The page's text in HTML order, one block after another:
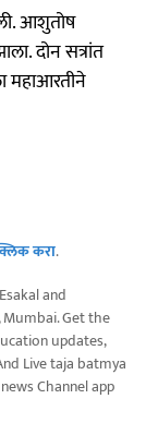
आशुतोष
दोन सत्रांत
महाआरतीने
करा.
and
Mumbai. Get the
updates,
And Live taja batmya
Channel app